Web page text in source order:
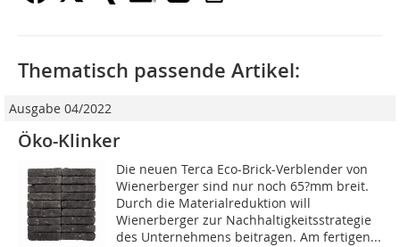
Thematisch passende Artikel:
Ausgabe 04/2022
Öko-Klinker
Die neuen Terca Eco-Brick-Verblender von
Wienerberger sind nur noch 65?mm breit.
Durch die Materialreduktion will
Wienerberger zur Nachhaltigkeitsstrategie
des Unternehmens beitragen. Am fertigen...